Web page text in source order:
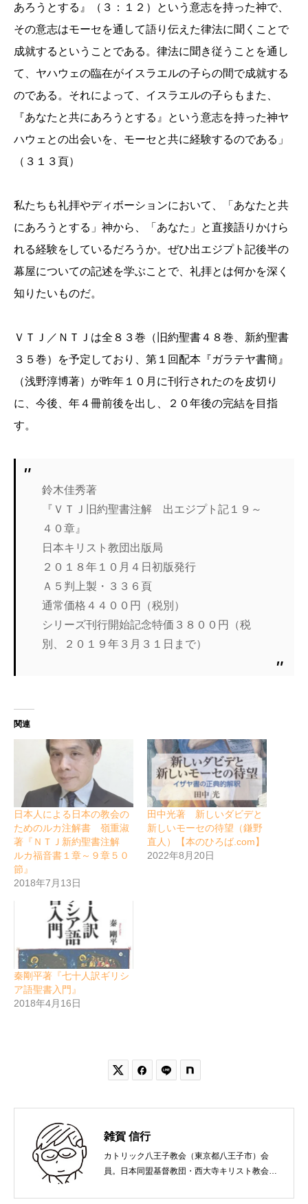
あろうとする』（３：１２）という意志を持った神で、
その意志はモーセを通して語り伝えた律法に聞くことで
成就するということである。律法に聞き従うことを通し
て、ヤハウェの臨在がイスラエルの子らの間で成就する
のである。それによって、イスラエルの子らもまた、
『あなたと共にあろうとする』という意志を持った神ヤ
ハウェとの出会いを、モーセと共に経験するのである」
（３１３頁）
私たちも礼拝やディボーションにおいて、「あなたと共
にあろうとする」神から、「あなた」と直接語りかけら
れる経験をしているだろうか。ぜひ出エジプト記後半の
幕屋についての記述を学ぶことで、礼拝とは何かを深く
知りたいものだ。
ＶＴＪ／ＮＴＪは全８３巻（旧約聖書４８巻、新約聖書
３５巻）を予定しており、第１回配本『ガラテヤ書簡』
（浅野淳博著）が昨年１０月に刊行されたのを皮切り
に、今後、年４冊前後を出し、２０年後の完結を目指
す。
鈴木佳秀著
『ＶＴＪ旧約聖書注解 出エジプト記１９～
４０章』
日本キリスト教団出版局
２０１８年１０月４日初版発行
Ａ５判上製・３３６頁
通常価格４４００円（税別）
シリーズ刊行開始記念特価３８００円（税
別、２０１９年３月３１日まで）
関連
日本人による日本の教会の
ためのルカ注解書 嶺重淑
著『ＮＴＪ新約聖書注解
ルカ福音書１章～９章５０
節』
2018年7月13日
田中光著 新しいダビデと
新しいモーセの待望（鎌野
直人）【本のひろば.com】
2022年8月20日
秦剛平著『七十人訳ギリシ
ア語聖書入門』
2018年4月16日
 
雑賀 信行
カトリック八王子教会（東京都八王子市）会
員。日本同盟基督教団・西大寺キリスト教会
れ。関西学院大学社会学部卒業。９０年代、い